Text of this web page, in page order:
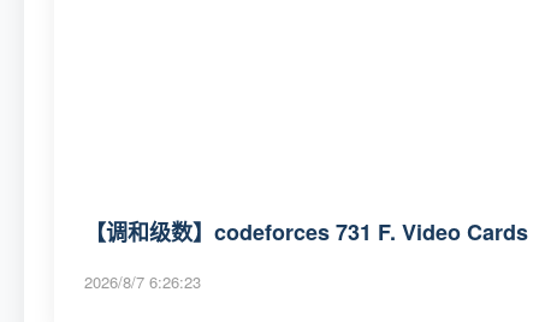
【调和级数】codeforces 731 F. Video Cards
2026/8/7 6:26:23